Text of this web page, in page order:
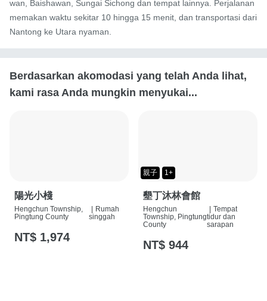
wan, Baishawan, Sungai Sichong dan tempat lainnya. Perjalanan
memakan waktu sekitar 10 hingga 15 menit, dan transportasi dari
Nantong ke Utara nyaman.
Berdasarkan akomodasi yang telah Anda lihat,
kami rasa Anda mungkin menyukai...
陽光小棧
Hengchun Township,
Pingtung County
Rumah
singgah
NT$ 1,974
親子 1+
墾丁沐林會館
Hengchun
Township, Pingtung
County
Tempat
tidur dan
sarapan
NT$ 944